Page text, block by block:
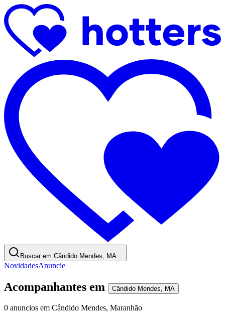
Buscar em Cândido Mendes, MA...
NovidadesAnuncie
Acompanhantes em Cândido Mendes MA
0 anuncios em Cândido Mendes, Maranhão